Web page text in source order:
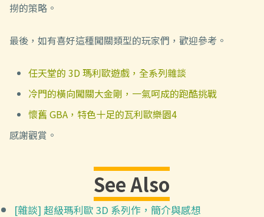
撈的策略。
最後，如有喜好這種闖關類型的玩家們，歡迎參考。
任天堂的 3D 瑪利歐遊戲，全系列雜談
冷門的橫向闖關大金剛，一氣呵成的跑酷挑戰
懷舊 GBA，特色十足的瓦利歐樂園4
感謝觀賞。
See Also
[雜談] 超級瑪利歐 3D 系列作，簡介與感想